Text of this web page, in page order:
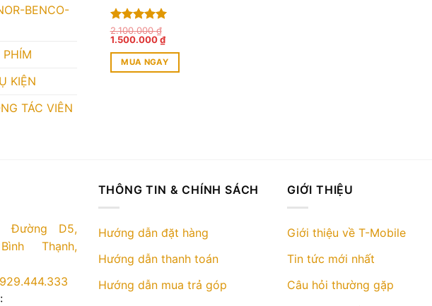
BENCO-
KIỆN
TÁC VIÊN
Được xếp
hạng5.00
5 sao
2.100.000₫
Giá
là:
2.100.000 ₫.
1.500.000₫Giá
hiện
tại
là:
1.500.000 ₫.
MUA NGAY
Đường D5,
Thạnh,
:
THÔNG TIN & CHÍNH SÁCH
Hướng dẫn đặt hàng
Hướng dẫn thanh toán
Hướng dẫn mua trả góp
GIỚI THIỆU
Giới thiệu về T-Mobile
Tin tức mới nhất
Câu hỏi thường gặp